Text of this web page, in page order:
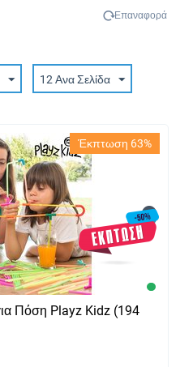
Επαναφορά
12 Ανα Σελίδα
Έκπτωση 63%
Πόση Playz Kidz (194